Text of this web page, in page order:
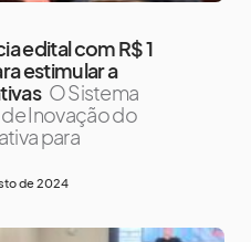
edital com R$ 1
estimular a
O Sistema
Inovação do
para
de 2024